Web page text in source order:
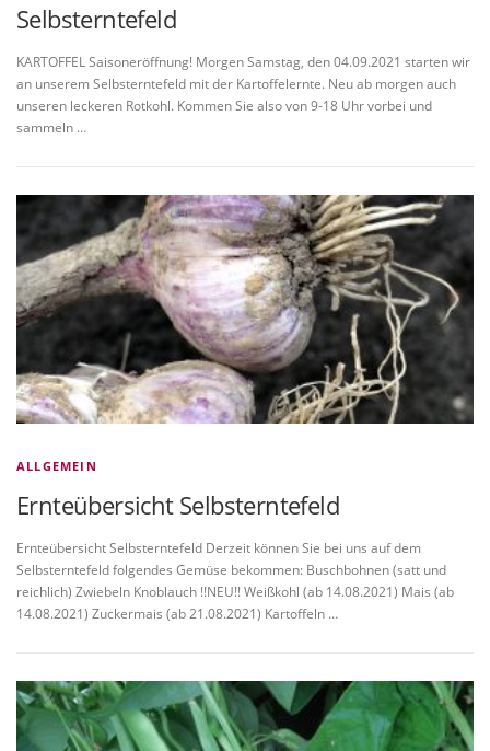
Selbsterntefeld
KARTOFFEL Saisoneröffnung! Morgen Samstag, den 04.09.2021 starten wir
an unserem Selbsterntefeld mit der Kartoffelernte. Neu ab morgen auch
unseren leckeren Rotkohl. Kommen Sie also von 9-18 Uhr vorbei und
sammeln …
ALLGEMEIN
Ernteübersicht Selbsterntefeld
Ernteübersicht Selbsterntefeld Derzeit können Sie bei uns auf dem
Selbsterntefeld folgendes Gemüse bekommen: Buschbohnen (satt und
reichlich) Zwiebeln Knoblauch !!NEU!! Weißkohl (ab 14.08.2021) Mais (ab
14.08.2021) Zuckermais (ab 21.08.2021) Kartoffeln …